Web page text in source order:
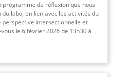
programme de réflexion que nous
labo, en lien avec les activités du
perspective intersectionnelle et
le 6 février 2026 de 13h30 à